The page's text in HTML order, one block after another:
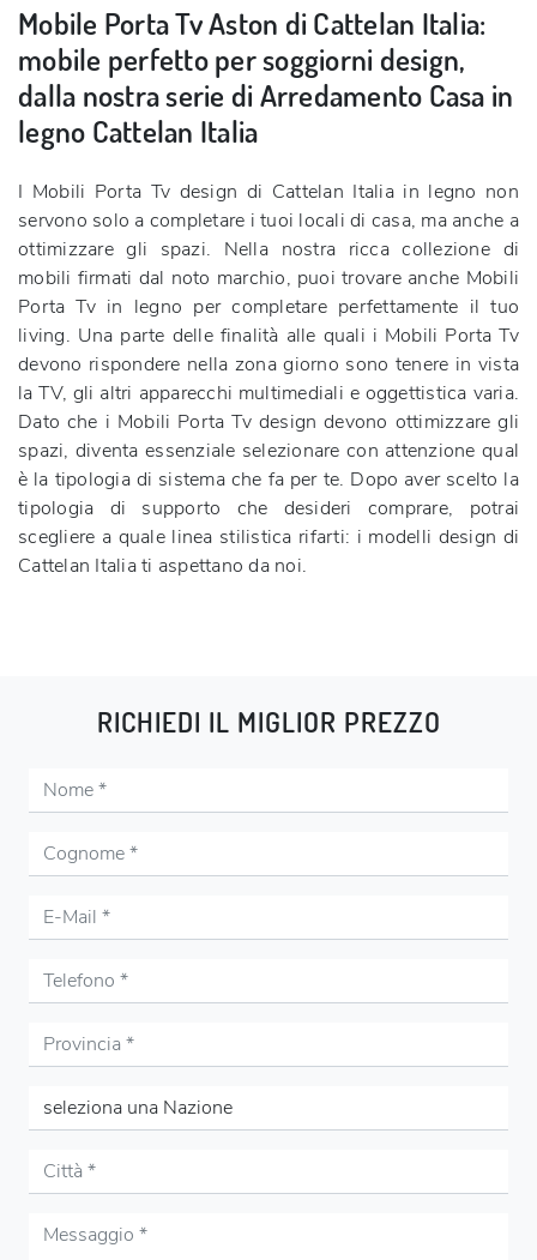
Mobile Porta Tv Aston di Cattelan Italia:
mobile perfetto per soggiorni design,
dalla nostra serie di Arredamento Casa in
legno Cattelan Italia
I Mobili Porta Tv design di Cattelan Italia in legno non
servono solo a completare i tuoi locali di casa, ma anche a
ottimizzare gli spazi. Nella nostra ricca collezione di
mobili firmati dal noto marchio, puoi trovare anche Mobili
Porta Tv in legno per completare perfettamente il tuo
living. Una parte delle finalità alle quali i Mobili Porta Tv
devono rispondere nella zona giorno sono tenere in vista
la TV, gli altri apparecchi multimediali e oggettistica varia.
Dato che i Mobili Porta Tv design devono ottimizzare gli
spazi, diventa essenziale selezionare con attenzione qual
è la tipologia di sistema che fa per te. Dopo aver scelto la
tipologia di supporto che desideri comprare, potrai
scegliere a quale linea stilistica rifarti: i modelli design di
Cattelan Italia ti aspettano da noi.
RICHIEDI IL MIGLIOR PREZZO